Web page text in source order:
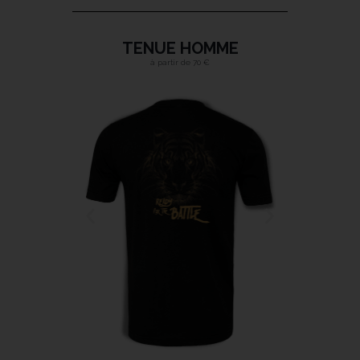
TENUE HOMME
à partir de 70 €